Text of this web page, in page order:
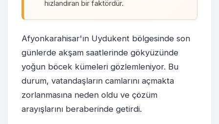
hızlandıran bir faktördür.
Afyonkarahisar'ın Uydukent bölgesinde son
günlerde akşam saatlerinde gökyüzünde
yoğun böcek kümeleri gözlemleniyor. Bu
durum, vatandaşların camlarını açmakta
zorlanmasına neden oldu ve çözüm
arayışlarını beraberinde getirdi.